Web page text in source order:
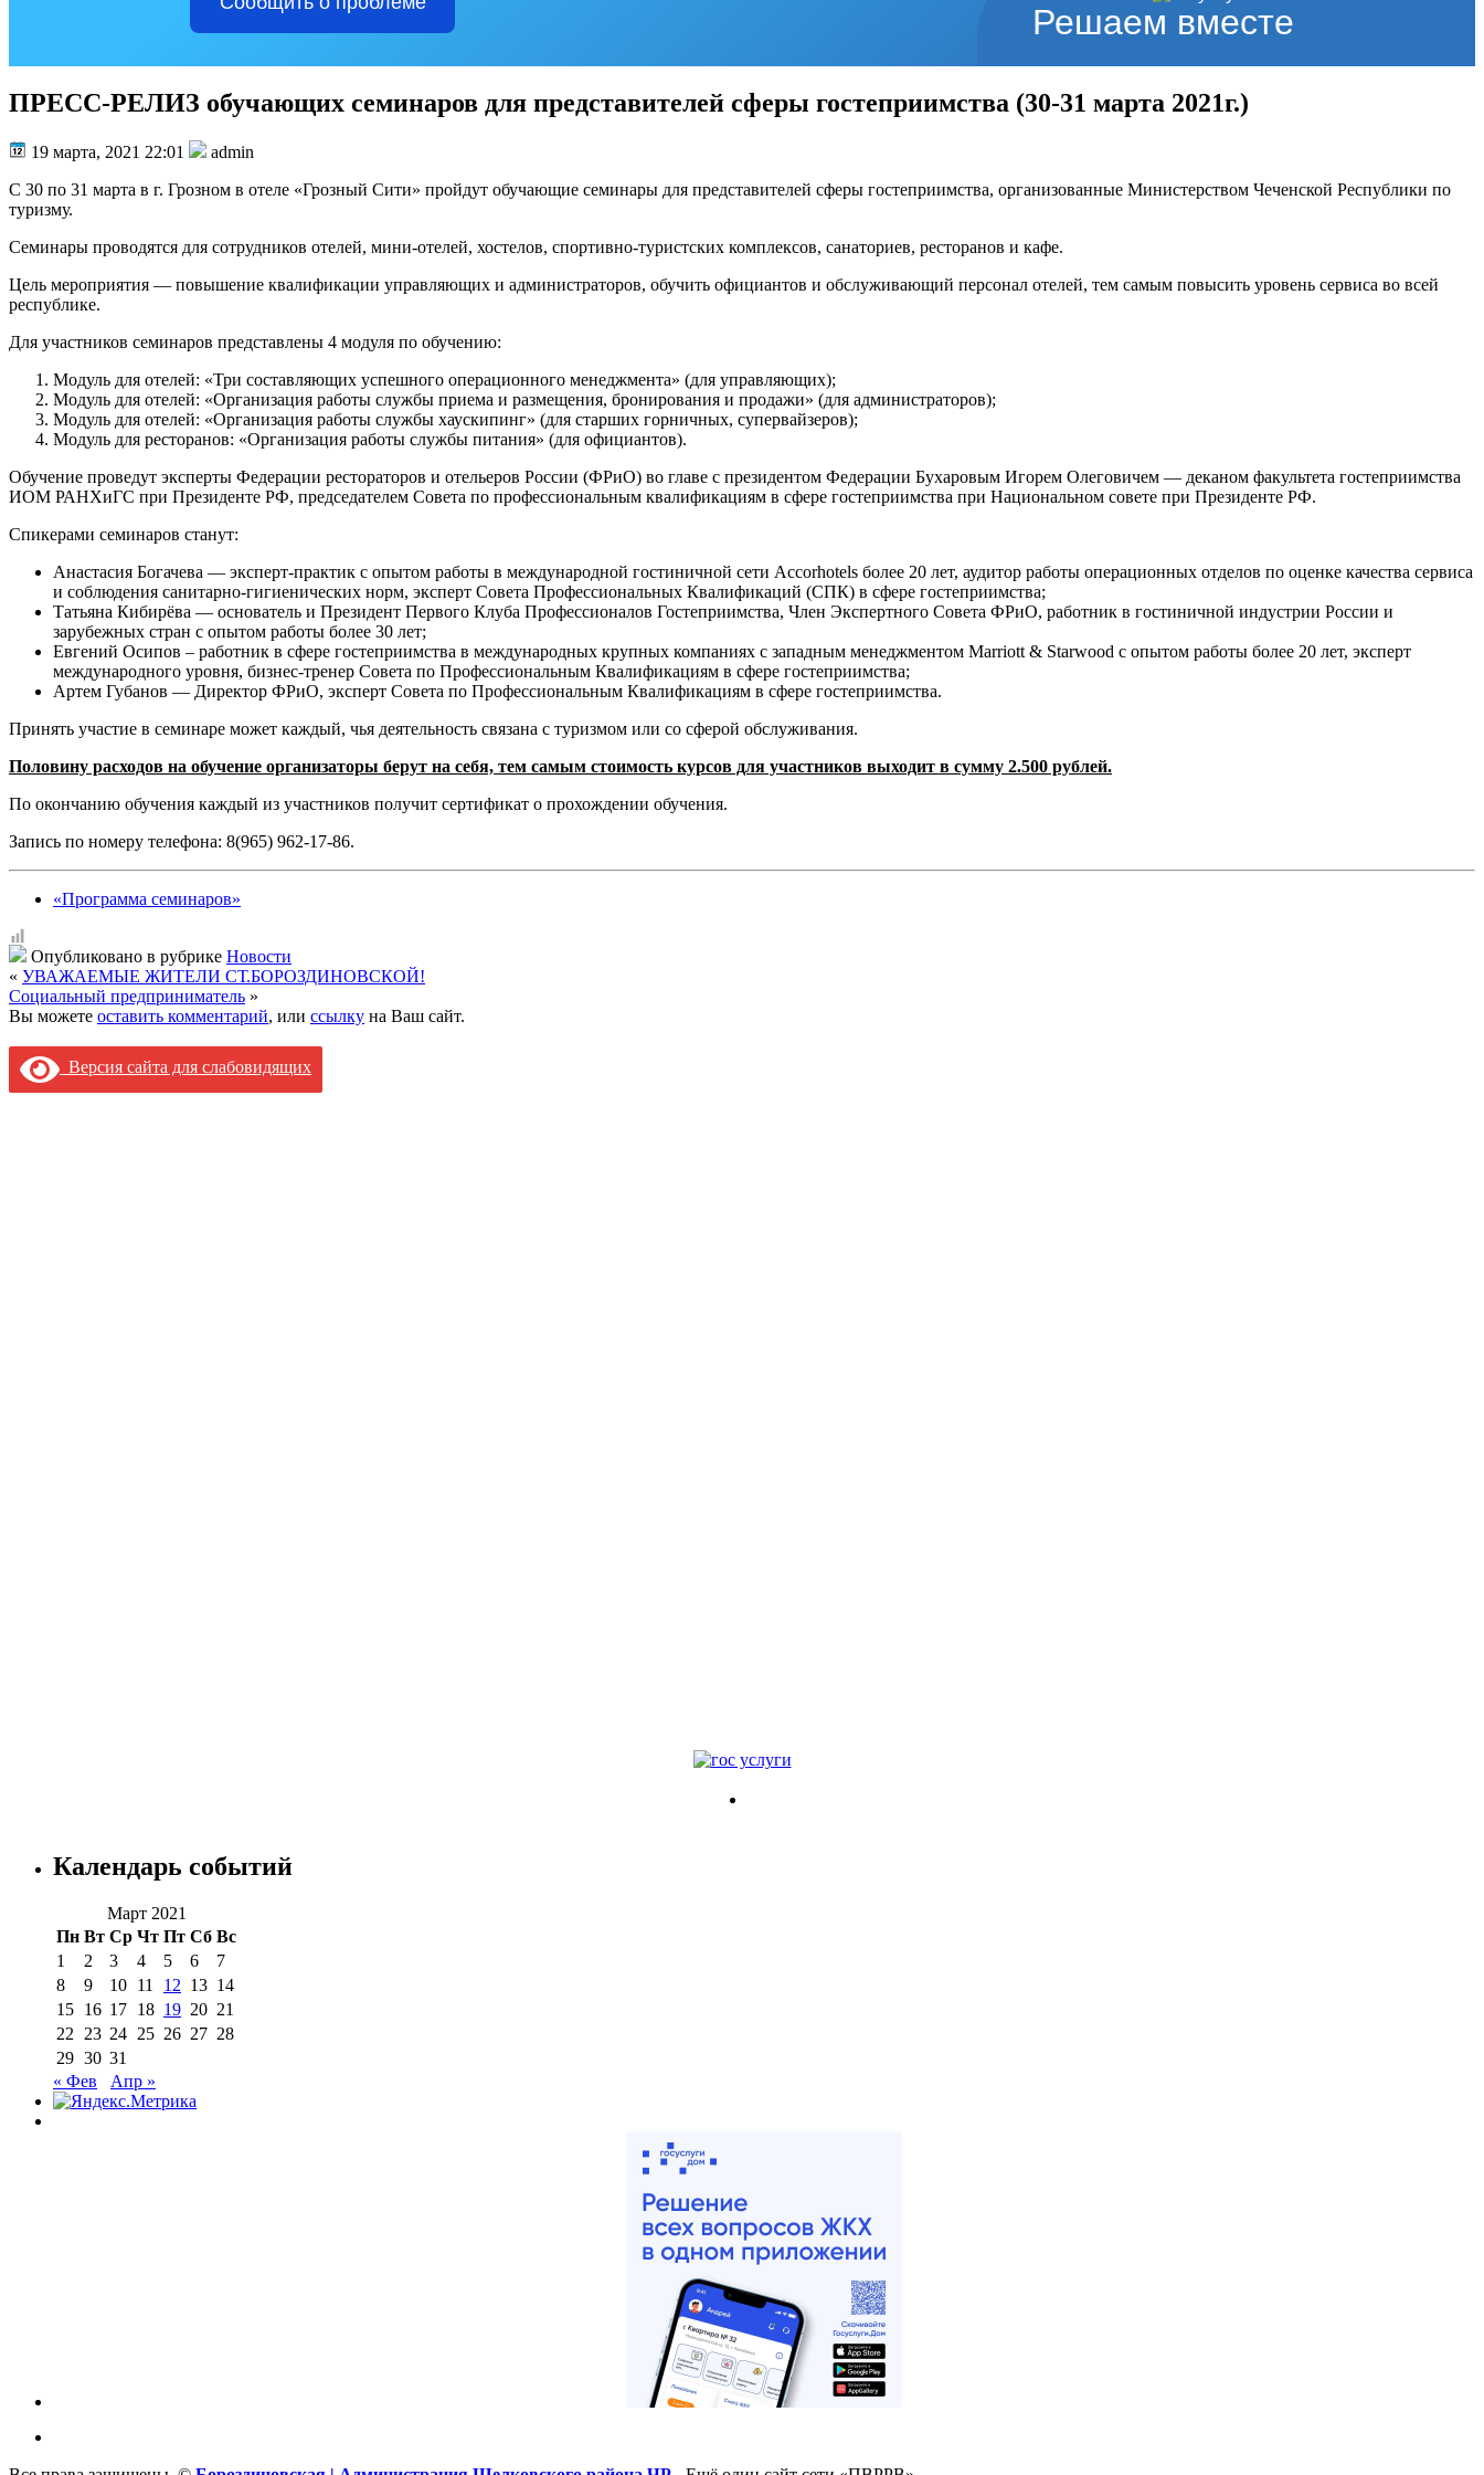
Решаем вместе
ПРЕСС-РЕЛИЗ обучающих семинаров для представителей сферы гостеприимства (30-31 марта 2021г.)
19 марта, 2021 22:01
admin
С 30 по 31 марта в г. Грозном в отеле «Грозный Сити» пройдут обучающие семинары для представителей сферы гостеприимства, организованные Министерством Чеченской Республики по
туризму.
Семинары проводятся для сотрудников отелей, мини-отелей, хостелов, спортивно-туристских комплексов, санаториев, ресторанов и кафе.
Цель мероприятия — повышение квалификации управляющих и администраторов, обучить официантов и обслуживающий персонал отелей, тем самым повысить уровень сервиса во всей
республике.
Для участников семинаров представлены 4 модуля по обучению:
Модуль для отелей: «Три составляющих успешного операционного менеджмента» (для управляющих);
Модуль для отелей: «Организация работы службы приема и размещения, бронирования и продажи» (для администраторов);
Модуль для отелей: «Организация работы службы хаускипинг» (для старших горничных, супервайзеров);
Модуль для ресторанов: «Организация работы службы питания» (для официантов).
Обучение проведут эксперты Федерации рестораторов и отельеров России (ФРиО) во главе с президентом Федерации Бухаровым Игорем Олеговичем — деканом факультета гостеприимства
ИОМ РАНХиГС при Президенте РФ, председателем Совета по профессиональным квалификациям в сфере гостеприимства при Национальном совете при Президенте РФ.
Спикерами семинаров станут:
Анастасия Богачева — эксперт-практик с опытом работы в международной гостиничной сети Accorhotels более 20 лет, аудитор работы операционных отделов по оценке качества сервиса
и соблюдения санитарно-гигиенических норм, эксперт Совета Профессиональных Квалификаций (СПК) в сфере гостеприимства;
Татьяна Кибирёва — основатель и Президент Первого Клуба Профессионалов Гостеприимства, Член Экспертного Совета ФРиО, работник в гостиничной индустрии России и
зарубежных стран с опытом работы более 30 лет;
Евгений Осипов – работник в сфере гостеприимства в международных крупных компаниях с западным менеджментом Marriott & Starwood с опытом работы более 20 лет, эксперт
международного уровня, бизнес-тренер Совета по Профессиональным Квалификациям в сфере гостеприимства;
Артем Губанов — Директор ФРиО, эксперт Совета по Профессиональным Квалификациям в сфере гостеприимства.
Принять участие в семинаре может каждый, чья деятельность связана с туризмом или со сферой обслуживания.
Половину расходов на обучение организаторы берут на себя, тем самым стоимость курсов для участников выходит в сумму 2.500 рублей.
По окончанию обучения каждый из участников получит сертификат о прохождении обучения.
Запись по номеру телефона: 8(965) 962-17-86.
«Программа семинаров»
Опубликовано в рубрике Новости
« УВАЖАЕМЫЕ ЖИТЕЛИ СТ.БОРОЗДИНОВСКОЙ!
Социальный предприниматель »
Вы можете оставить комментарий, или ссылку на Ваш сайт.
Версия сайта для слабовидящих
Календарь событий
Март 2021
Пн Вт Ср Чт Пт Сб Вс
1
2 3 4 5 6
7
8
9 10 11 12 13 14
15 16 17 18 19 20 21
22
23 24 25 26 27 28
29 30 31
« Фев
Апр »